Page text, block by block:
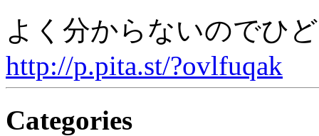
よく分からないのでひ
http://p.pita.st/?ovlfuqak
Categories